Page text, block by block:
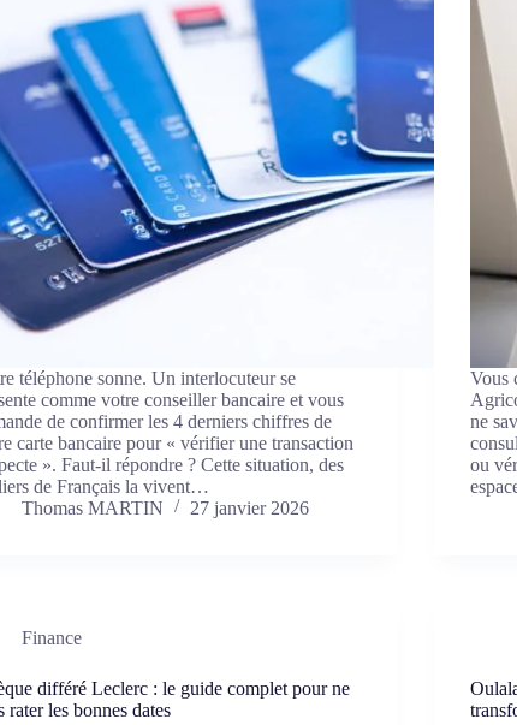
téléphone sonne. Un interlocuteur se
comme votre conseiller bancaire et vous
de confirmer les 4 derniers chiffres de
carte bancaire pour « vérifier une transaction
». Faut-il répondre ? Cette situation, des
de Français la vivent…
Thomas MARTIN
27 janvier 2026
Vous
ne
ou
Finance
différé Leclerc : le guide complet pour ne
rater les bonnes dates